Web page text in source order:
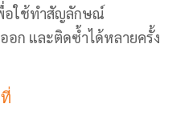
อใช้ทำสัญลักษณ์
อก และติดซ้ำได้หลายครั้ง